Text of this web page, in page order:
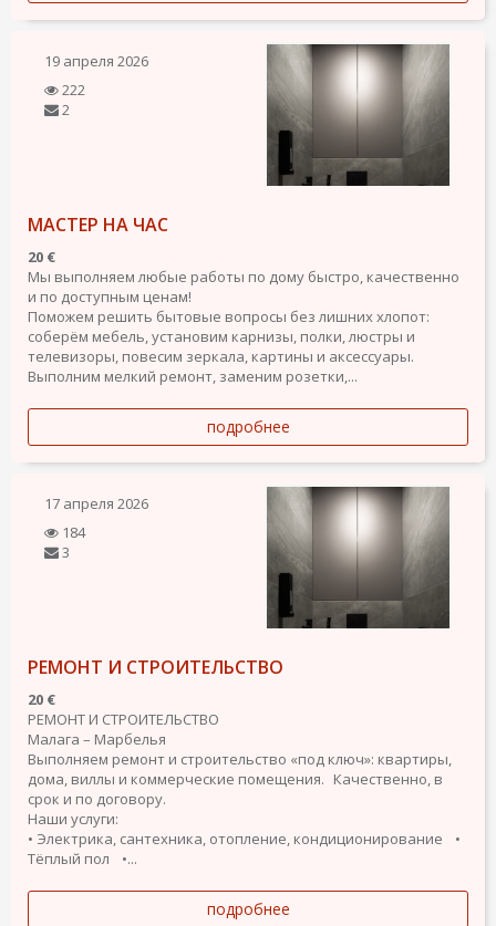
19 апреля 2026
222
2
МАСТЕР НА ЧАС
20 €
Мы выполняем любые работы по дому быстро, качественно
и по доступным ценам!
Поможем решить бытовые вопросы без лишних хлопот:
соберём мебель, установим карнизы, полки, люстры и
телевизоры, повесим зеркала, картины и аксессуары.
Выполним мелкий ремонт, заменим розетки,...
подробнее
17 апреля 2026
184
3
РЕМОНТ И СТРОИТЕЛЬСТВО
20 €
РЕМОНТ И СТРОИТЕЛЬСТВО
Малага – Марбелья
Выполняем ремонт и строительство «под ключ»: квартиры,
дома, виллы и коммерческие помещения. Качественно, в
срок и по договору.
Наши услуги:
• Электрика, сантехника, отопление, кондиционирование •
Тёплый пол •...
подробнее